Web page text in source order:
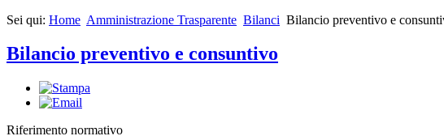
Sei qui: Home Amministrazione Trasparente Bilanci Bilancio preventivo e
Bilancio preventivo e consuntivo
Riferimento normativo